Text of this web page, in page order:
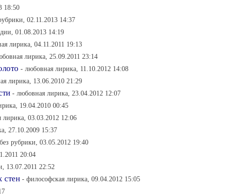
18:50
02.11.2013 14:37
01.08.2013 14:19
лирика, 04.11.2011 19:13
лирика, 25.09.2011 23:14
- любовная лирика, 11.10.2012 14:08
лирика, 13.06.2010 21:29
- любовная лирика, 23.04.2012 12:07
19.04.2010 00:45
лирика, 03.03.2012 12:06
27.10.2009 15:37
рубрики, 03.05.2012 19:40
20:04
13.07.2011 22:52
стен - философская лирика, 09.04.2012 15:05